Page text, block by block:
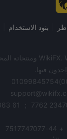
بنود الاستخدام
فيها.